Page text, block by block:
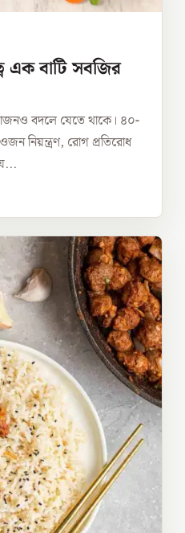
এক বাটি সবজির
বদলে যেতে থাকে। ৪০-
নিয়ন্ত্রণ, রোগ প্রতিরোধ